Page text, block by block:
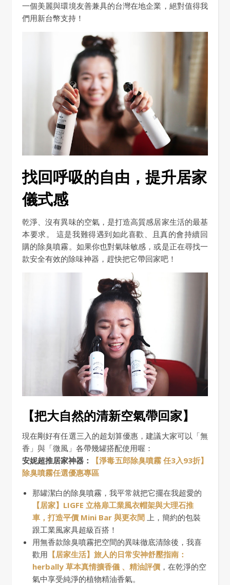
一個美麗與環境友善兼具的台灣在地企業，絕對值得我
們用新台幣支持！
找回呼吸的自由，提升居家
儀式感
乾淨、沒有異味的空氣，是打造高質感居家生活的最基
本要求。 這是我難得遇到如此喜歡、且真的會持續回
購的除臭噴霧。如果你也對氣味敏感，或是正在尋找一
款安全有效的除味神器，趕快把它帶回家吧！
【把大自然的清新空氣帶回家】
現在剛好有任選三入的超划算優惠，建議大家可以「無
香」與「微風」各帶幾罐搭配使用喔：
安妮超推居家神器：
【淨毒五郎除臭噴霧 任3入93折】
除臭噴霧任選優惠專區
那罐潔白的除臭噴霧，我平常就把它擺在我超愛的
【居家】LIGFE 立格扉工業風衣帽架與大理石推
車，打造平價 Mini Bar 與更衣間 上，簡約的包裝
跟工業風家具超級百搭！
用無香款除臭噴霧把空間的異味徹底清除後，我喜
歡用 【居家生活】旅人的日常安神舒壓指南：
herbally 草本真情擴香儀 、精油評價 ，在乾淨的空
氣中享受純淨的植物精油香氣。